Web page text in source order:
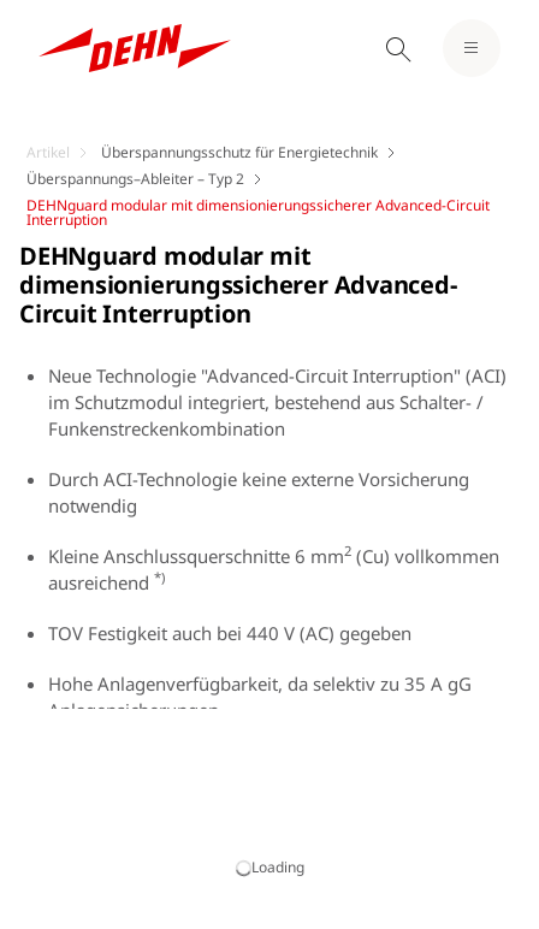
Artikel
Überspannungsschutz für Energietechnik
Überspannungs–Ableiter – Typ 2
DEHNguard modular mit dimensionierungssicherer Advanced-Circuit
Interruption
Loading
DEHNguard modular mit
dimensionierungssicherer Advanced-
Circuit Interruption
Neue Technologie "Advanced-Circuit Interruption" (ACI)
im Schutzmodul integriert, bestehend aus Schalter- /
Funkenstreckenkombination
Durch ACI-Technologie keine externe Vorsicherung
notwendig
Kleine Anschlussquerschnitte 6 mm2 (Cu) vollkommen
ausreichend *)
TOV Festigkeit auch bei 440 V (AC) gegeben
Hohe Anlagenverfügbarkeit, da selektiv zu 35 A gG
Anlagensicherungen